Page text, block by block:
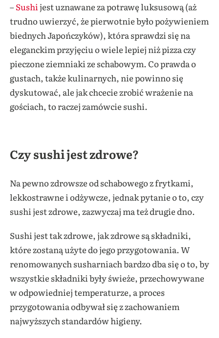
–Sushijest uznawane za potrawę luksusową (aż
trudno uwierzyć, że pierwotnie było pożywieniem
biednych Japończyków), która sprawdzi się na
eleganckim przyjęciu o wiele lepiej niż pizza czy
pieczone ziemniaki ze schabowym. Co prawda o
gustach, także kulinarnych, nie powinno się
dyskutować, ale jak chcecie zrobić wrażenie na
gościach, to raczej zamówcie sushi.
Czy sushi jest zdrowe?
Na pewno zdrowsze od schabowego z frytkami,
lekkostrawne i odżywcze, jednak pytanie o to, czy
sushi jest zdrowe, zazwyczaj ma też drugie dno.
Sushi jest tak zdrowe, jak zdrowe są składniki,
które zostaną użyte do jego przygotowania. W
renomowanych susharniach bardzo dba się o to, by
wszystkie składniki były świeże, przechowywane
w odpowiedniej temperaturze, a proces
przygotowania odbywał się z zachowaniem
najwyższych standardów higieny.